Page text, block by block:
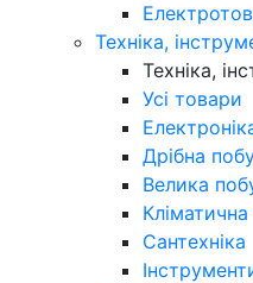
Техніка,
Техніка,
Усі товари
Дрібна
Велика
Кліматична
Сантехніка